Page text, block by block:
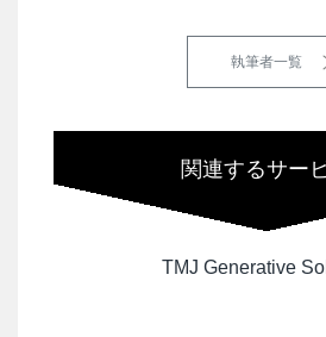
執筆者一覧
関連するサー
TMJ Generative